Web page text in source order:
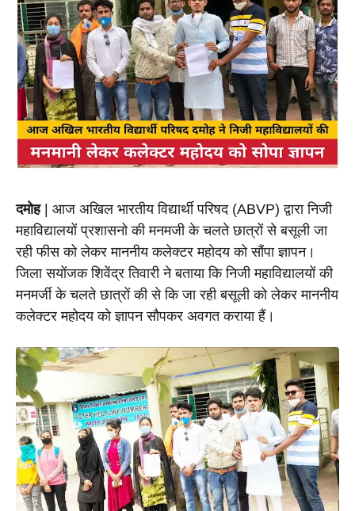
दमोह | आज अखिल भारतीय विद्यार्थी परिषद (ABVP) द्वारा निजी
महाविद्यालयों प्रशासनो की मनमजी के चलते छात्रों से बसूली जा
रही फीस को लेकर माननीय कलेक्टर महोदय को सौंपा ज्ञापन।
जिला सयोंजक शिवेंद्र तिवारी ने बताया कि निजी महाविद्यालयों की
मनमर्जी के चलते छात्रों की से कि जा रही बसूली को लेकर माननीय
कलेक्टर महोदय को ज्ञापन सौपकर अवगत कराया हैं।